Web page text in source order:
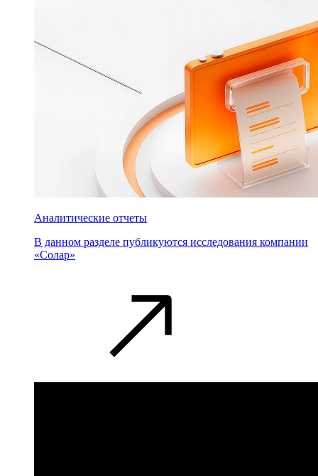
Аналитические отчеты
В данном разделе публикуются исследования компании
«Солар»